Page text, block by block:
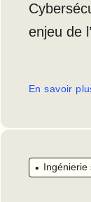
enjeu de
En savoir
Ingénierie